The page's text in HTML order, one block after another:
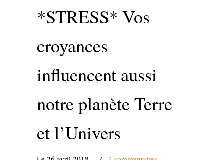
*STRESS* Vos
croyances
influencent aussi
notre planète Terre
et l’Univers